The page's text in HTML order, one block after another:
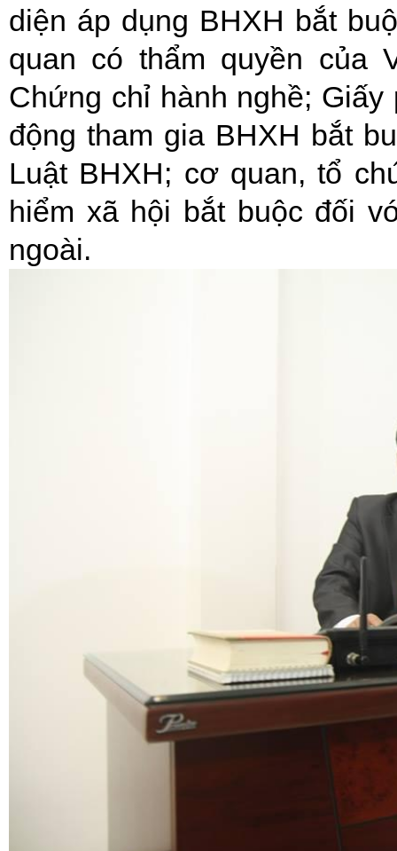
diện áp dụng BHXH bắt
quan có thẩm quyền của
Chứng chỉ hành nghề;
động tham gia BHXH bắt
Luật BHXH; cơ quan, tổ
hiểm xã hội bắt buộc đối
ngoài.